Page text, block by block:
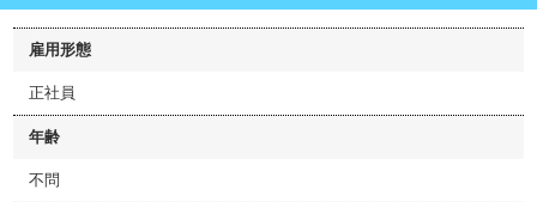
雇用形態
正社員
年齢
不問